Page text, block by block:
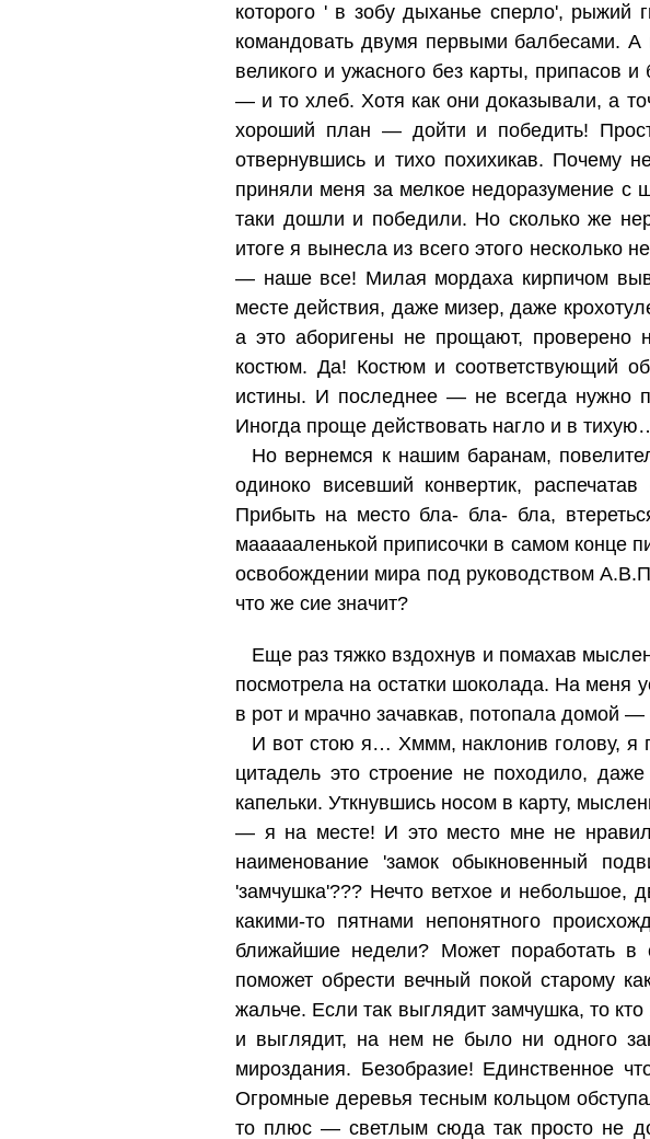
которого ' в зобу дыханье сперло', рыжий
командовать двумя первыми балбесами. А
великого и ужасного без карты, припасов
— и то хлеб. Хотя как они доказывали, а
хороший план — дойти и победить!
отвернувшись и тихо похихикав. Почему
приняли меня за мелкое недоразумение с
таки дошли и победили. Но сколько же
итоге я вынесла из всего этого
— наше все! Милая мордаха кирпичом
месте действия, даже мизер, даже
а это аборигены не прощают,
костюм. Да! Костюм и соответствующий
истины. И последнее — не всегда нужно
Иногда проще действовать нагло и в
Но вернемся к нашим баранам,
одиноко висевший конвертик,
Прибыть на место бла- бла- бла,
маааааленькой приписочки в самом конце
освобождении мира под руководством
что же сие значит?
Еще раз тяжко вздохнув и помахав
посмотрела на остатки шоколада. На меня
в рот и мрачно зачавкав, потопала домой —
И вот стою я… Хммм, наклонив голову, я
цитадель это строение не походило,
капельки. Уткнувшись носом в карту,
— я на месте! И это место мне не
наименование 'замок обыкновенный
'замчушка'??? Нечто ветхое и
какими-то пятнами непонятного
ближайшие недели? Может поработать в
поможет обрести вечный покой старому
жальче. Если так выглядит замчушка, то
и выглядит, на нем не было ни одного
мироздания. Безобразие! Единственное
Огромные деревья тесным кольцом
то плюс — светлым сюда так просто не